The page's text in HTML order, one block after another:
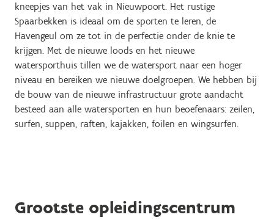
kneepjes van het vak in Nieuwpoort. Het rustige
Spaarbekken is ideaal om de sporten te leren, de
Havengeul om ze tot in de perfectie onder de knie te
krijgen. Met de nieuwe loods en het nieuwe
watersporthuis tillen we de watersport naar een hoger
niveau en bereiken we nieuwe doelgroepen. We hebben bij
de bouw van de nieuwe infrastructuur grote aandacht
besteed aan alle watersporten en hun beoefenaars: zeilen,
surfen, suppen, raften, kajakken, foilen en wingsurfen.
Grootste opleidingscentrum